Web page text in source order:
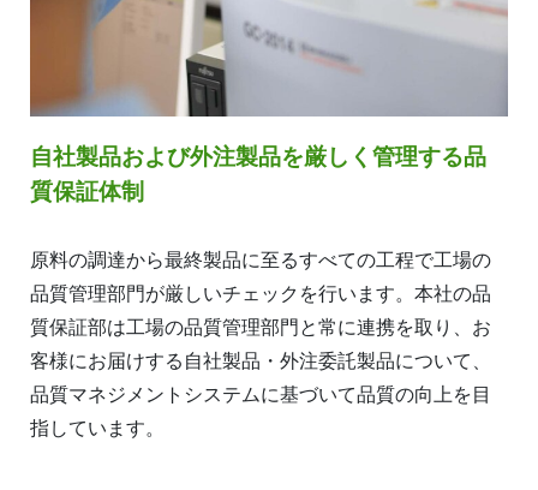
自社製品および外注製品を厳しく管理する品
質保証体制
原料の調達から最終製品に至るすべての工程で工場の
品質管理部門が厳しいチェックを行います。本社の品
質保証部は工場の品質管理部門と常に連携を取り、お
客様にお届けする自社製品・外注委託製品について、
品質マネジメントシステムに基づいて品質の向上を目
指しています。